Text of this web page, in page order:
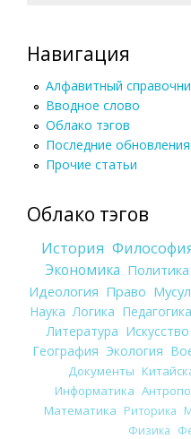
Навигация
Алфавитный
Вводное слово
Облако тэгов
Последние обновления
Прочие статьи
Облако тэгов
История
Экономика Политика
Идеология Право
Наука Логика Педагогика
Литература Искусство
География Экология
Документы
Информатика
Математика Риторика
Физика